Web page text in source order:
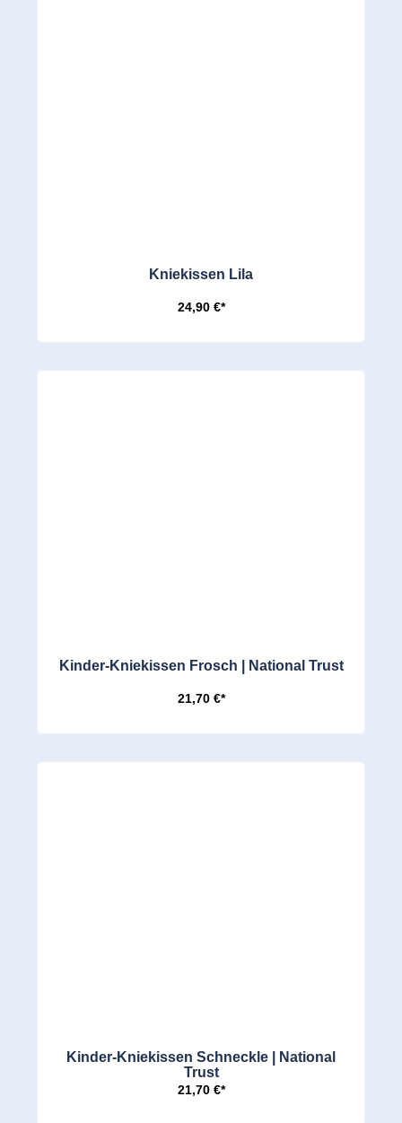
Kniekissen Lila
24,90 €*
Kinder-Kniekissen Frosch | National Trust
21,70 €*
Kinder-Kniekissen Schneckle | National
Trust
21,70 €*